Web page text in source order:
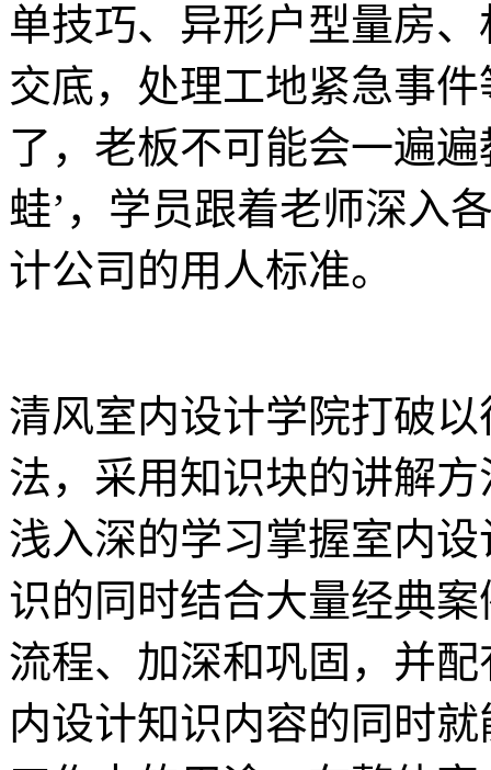
单技巧、异形户型量房
交底，处理工地紧急事
了，老板不可能会一遍
蛙’，学员跟着老师深入
计公司的用人标准。
清风室内设计学院打破
法，采用知识块的讲解
浅入深的学习掌握室内
识的同时结合大量经典
流程、加深和巩固，并
内设计知识内容的同时